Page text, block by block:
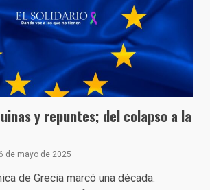
y repuntes; del colapso a la
6 de mayo de 2025
de Grecia marcó una década.